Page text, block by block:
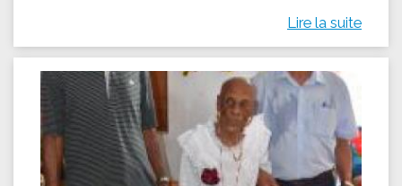
Lire la suite